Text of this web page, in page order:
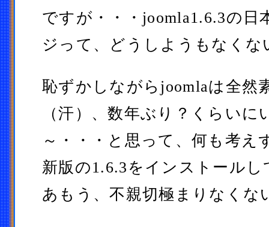
ですが・・・joomla1.6.3の日
ジって、どうしようもなくな
恥ずかしながらjoomlaは全然
（汗）、数年ぶり？くらい
～・・・と思って、何も考え
新版の1.6.3をインストール
あもう、不親切極まりなくな